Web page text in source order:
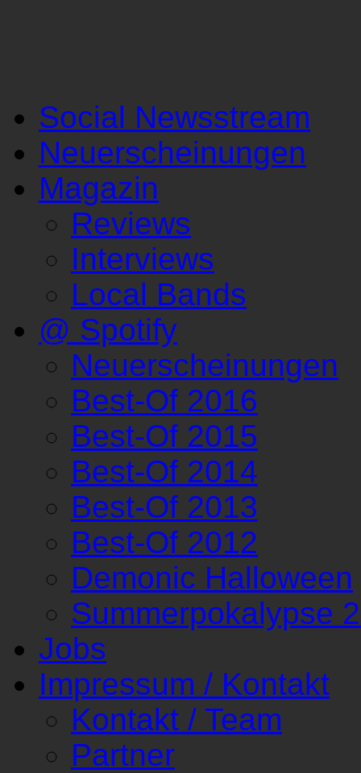
Social Newsstream
Neuerscheinungen
Magazin
Reviews
Interviews
Local Bands
@ Spotify
Neuerscheinungen
Best-Of 2016
Best-Of 2015
Best-Of 2014
Best-Of 2013
Best-Of 2012
Demonic Halloween
Summerpokalypse
Jobs
Impressum / Kontakt
Kontakt / Team
Partner